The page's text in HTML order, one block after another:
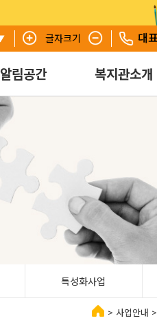
글자크기 대
알림공간 복지관소개
특성화사업
> 사업안내